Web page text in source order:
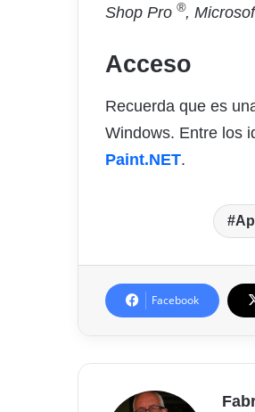
Shop Pro ®,
Acceso
Recuerda que es
Windows. Entre los
Paint.NET.
Facebook